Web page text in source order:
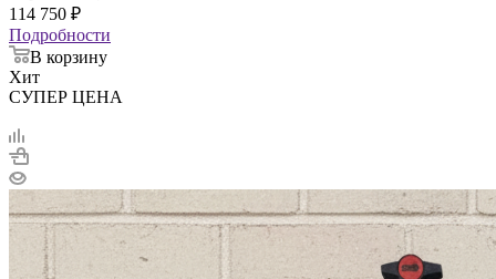
114 750 ₽
Подробности
В корзину
Хит
СУПЕР ЦЕНА